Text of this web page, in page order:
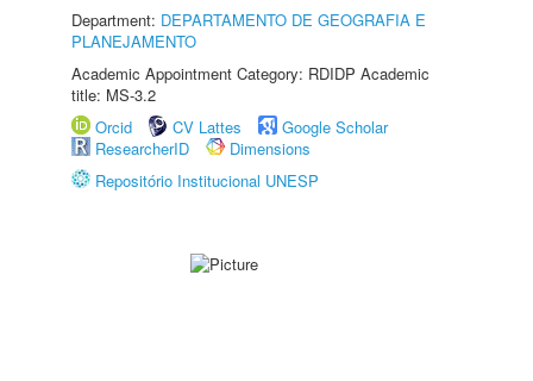
Department: DEPARTAMENTO DE GEOGRAFIA E
PLANEJAMENTO
Academic Appointment Category: RDIDP Academic
title: MS-3.2
Orcid
CV Lattes
Google Scholar
ResearcherID
Dimensions
Repositório Institucional UNESP